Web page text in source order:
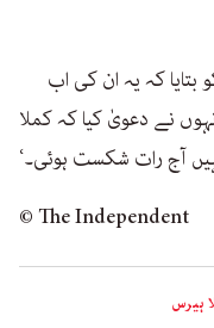
کہ یہ ان کی اب
نے دعویٰ کیا کہ کملا
آج رات شکست ہوئی۔‘
© The Independent
ہیرس